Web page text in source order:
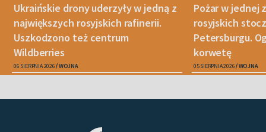
Ukraińskie drony uderzyły w jedną z
największych rosyjskich rafinerii.
Uszkodzono też centrum
Wildberries
06 SIERPNIA 2026 WOJNA
Pożar w jednej
rosyjskich
Petersburgu.
korwetę
05 SIERPNIA 2026 WOJNA